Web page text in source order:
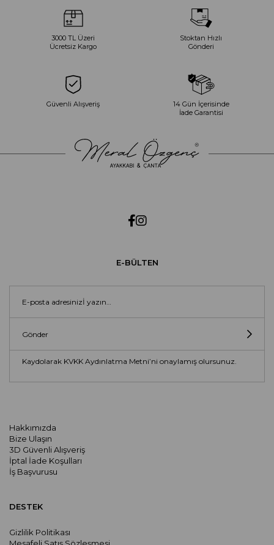
3000 TL Üzeri
Ücretsiz Kargo
Stoktan Hızlı
Gönderi
Güvenli Alışveriş
14 Gün İçerisinde
İade Garantisi
Hakkımızda
Bize Ulaşın
3D Güvenli Alışveriş
İptal İade Koşulları
İş Başvurusu
E-BÜLTEN
Gönder
Kaydolarak KVKK Aydınlatma Metni’ni onaylamış olursunuz.
DESTEK
Gizlilik Politikası